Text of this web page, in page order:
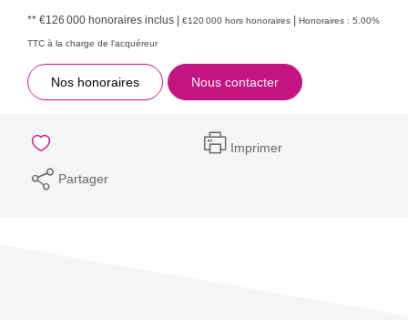
** €126 000 honoraires inclus | €120 000 hors honoraires | Honoraires : 5.00%
TTC à la charge de l'acquéreur
Nos honoraires Nous contacter
Imprimer
Partager